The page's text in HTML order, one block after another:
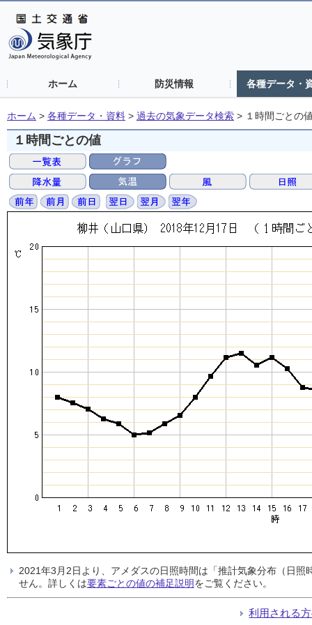
ホーム 防災情報 各種データ・
ホーム > 各種データ・資料 > 過去の気象データ検索 > １時間ごとの
１時間ごとの値
2021年3月2日より、アメダスの日照時間は「推計気象分布（日
せん。詳しくは要素ごとの値の補足説明をご覧ください。
利用される